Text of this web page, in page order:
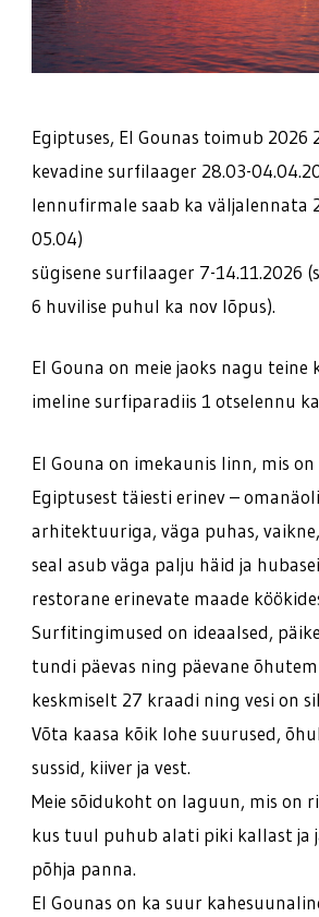
Egiptuses, El Gounas toimub 2026
kevadine surfilaager 28.03-
lennufirmale saab ka väljalennata
05.04)
sügisene surfilaager 7-14.11.2026
6 huvilise puhul ka nov lõpus).
El Gouna on meie jaoks nagu teine
imeline surfiparadiis 1 otselennu
El Gouna on imekaunis linn, mis
Egiptusest täiesti erinev –
arhitektuuriga, väga puhas,
seal asub väga palju häid ja
restorane erinevate maade
Surfitingimused on ideaalsed,
tundi päevas ning päevane
keskmiselt 27 kraadi ning vesi on
Võta kaasa kõik lohe suurused,
sussid, kiiver ja vest.
Meie sõidukoht on laguun, mis on
kus tuul puhub alati piki kallast ja
põhja panna.
El Gounas on ka suur